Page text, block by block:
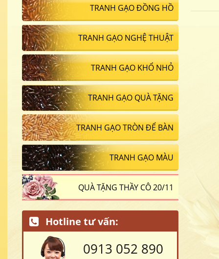
TRANH GẠO ĐỒNG HỒ
TRANH GẠO NGHỆ THUẬT
TRANH GẠO KHỔ NHỎ
TRANH GẠO QUÀ TẶNG
TRANH GẠO TRÒN ĐỂ BÀN
TRANH GẠO MÀU
QUÀ TẶNG THẦY CÔ 20/11
Hotline tư vấn:
0913 052 890